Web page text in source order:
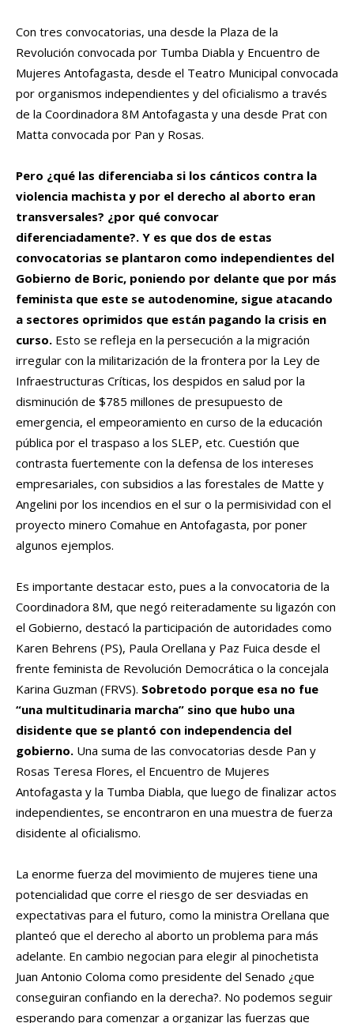
Con tres convocatorias, una desde la Plaza de la
Revolución convocada por Tumba Diabla y Encuentro de
Mujeres Antofagasta, desde el Teatro Municipal convocada
por organismos independientes y del oficialismo a través
de la Coordinadora 8M Antofagasta y una desde Prat con
Matta convocada por Pan y Rosas.
Pero ¿qué las diferenciaba si los cánticos contra la
violencia machista y por el derecho al aborto eran
transversales? ¿por qué convocar
diferenciadamente?. Y es que dos de estas
convocatorias se plantaron como independientes del
Gobierno de Boric, poniendo por delante que por más
feminista que este se autodenomine, sigue atacando
a sectores oprimidos que están pagando la crisis en
curso. Esto se refleja en la persecución a la migración
irregular con la militarización de la frontera por la Ley de
Infraestructuras Críticas, los despidos en salud por la
disminución de $785 millones de presupuesto de
emergencia, el empeoramiento en curso de la educación
pública por el traspaso a los SLEP, etc. Cuestión que
contrasta fuertemente con la defensa de los intereses
empresariales, con subsidios a las forestales de Matte y
Angelini por los incendios en el sur o la permisividad con el
proyecto minero Comahue en Antofagasta, por poner
algunos ejemplos.
Es importante destacar esto, pues a la convocatoria de la
Coordinadora 8M, que negó reiteradamente su ligazón con
el Gobierno, destacó la participación de autoridades como
Karen Behrens (PS), Paula Orellana y Paz Fuica desde el
frente feminista de Revolución Democrática o la concejala
Karina Guzman (FRVS). Sobretodo porque esa no fue
“una multitudinaria marcha” sino que hubo una
disidente que se plantó con independencia del
gobierno. Una suma de las convocatorias desde Pan y
Rosas Teresa Flores, el Encuentro de Mujeres
Antofagasta y la Tumba Diabla, que luego de finalizar actos
independientes, se encontraron en una muestra de fuerza
disidente al oficialismo.
La enorme fuerza del movimiento de mujeres tiene una
potencialidad que corre el riesgo de ser desviadas en
expectativas para el futuro, como la ministra Orellana que
planteó que el derecho al aborto un problema para más
adelante. En cambio negocian para elegir al pinochetista
Juan Antonio Coloma como presidente del Senado ¿que
conseguiran confiando en la derecha?. No podemos seguir
esperando para comenzar a organizar las fuerzas que